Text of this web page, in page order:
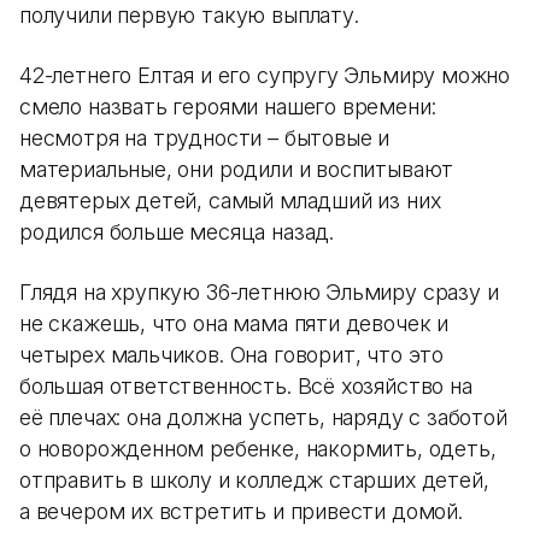
получили первую такую выплату.
42-летнего Елтая и его супругу Эльмиру можно
смело назвать героями нашего времени:
несмотря на трудности – бытовые и
материальные, они родили и воспитывают
девятерых детей, самый младший из них
родился больше месяца назад.
Глядя на хрупкую 36-летнюю Эльмиру сразу и
не скажешь, что она мама пяти девочек и
четырех мальчиков. Она говорит, что это
большая ответственность. Всё хозяйство на
её плечах: она должна успеть, наряду с заботой
о новорожденном ребенке, накормить, одеть,
отправить в школу и колледж старших детей,
а вечером их встретить и привести домой.